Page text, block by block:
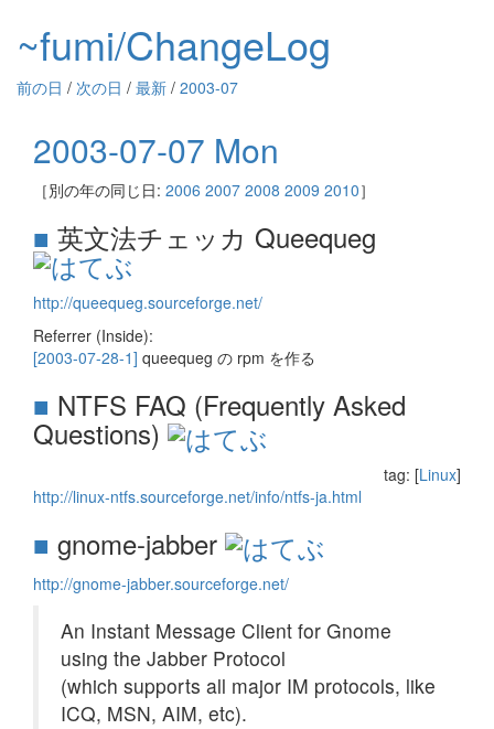
~fumi/ChangeLog
前の日 / 次の日 / 最新 / 2003-07
2003-07-07 Mon
［別の年の同じ日: 2006 2007 2008 2009 2010］
■ 英文法チェッカ Queequeg
http://queequeg.sourceforge.net/
Referrer (Inside):
[2003-07-28-1] queequeg の rpm を作る
■ NTFS FAQ (Frequently Asked
Questions)
tag: [Linux]
http://linux-ntfs.sourceforge.net/info/ntfs-ja.html
■ gnome-jabber
http://gnome-jabber.sourceforge.net/
An Instant Message Client for Gnome
using the Jabber Protocol
(which supports all major IM protocols, like
ICQ, MSN, AIM, etc).